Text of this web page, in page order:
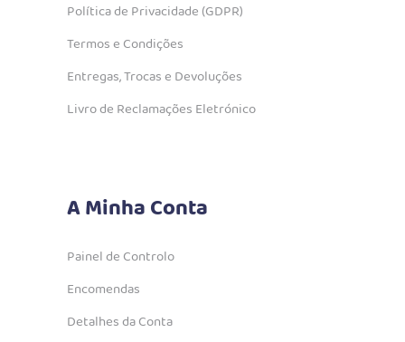
Política de Privacidade (GDPR)
Termos e Condições
Entregas, Trocas e Devoluções
Livro de Reclamações Eletrónico
A Minha Conta
Painel de Controlo
Encomendas
Detalhes da Conta